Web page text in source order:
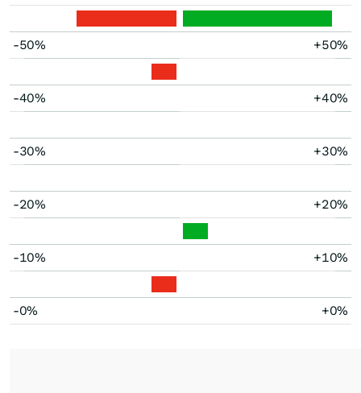
-50% +50%
-40% +40%
-30% +30%
-20% +20%
-10% +10%
-0% +0%